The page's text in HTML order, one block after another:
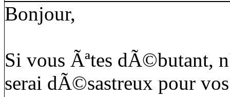
Bonjour,
Si vous Ãªtes dÃ©butant,
serai dÃ©sastreux pour